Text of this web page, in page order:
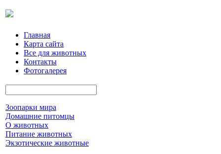
Главная
Карта сайта
Все для животных
Контакты
Фотогалерея
Зоопарки мира
Домашние питомцы
О животных
Питание животных
Экзотические животные